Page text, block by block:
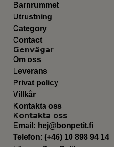
Barnrummet
Utrustning
Category
Contact
Genvägar
Om oss
Leverans
Privat policy
Villkår
Kontakta oss
Kontakta oss
Email: hej@bonpetit.fi
Telefon: (+46) 10 898 94 14